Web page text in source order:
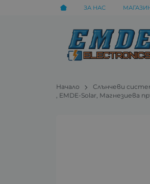
ЗА НАС
Начало Слънчеви
, EMDE-Solar, Магнезиева